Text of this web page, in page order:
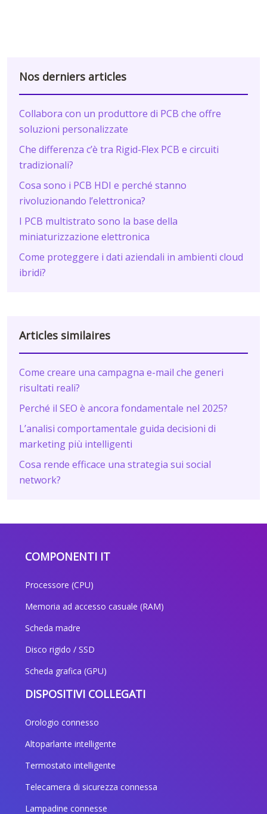
Nos derniers articles
Collabora con un produttore di PCB che offre
soluzioni personalizzate
Che differenza c’è tra Rigid-Flex PCB e circuiti
tradizionali?
Cosa sono i PCB HDI e perché stanno
rivoluzionando l’elettronica?
I PCB multistrato sono la base della
miniaturizzazione elettronica
Come proteggere i dati aziendali in ambienti cloud
ibridi?
Articles similaires
Come creare una campagna e-mail che generi
risultati reali?
Perché il SEO è ancora fondamentale nel 2025?
L’analisi comportamentale guida decisioni di
marketing più intelligenti
Cosa rende efficace una strategia sui social
network?
COMPONENTI IT
Processore (CPU)
Memoria ad accesso casuale (RAM)
Scheda madre
Disco rigido / SSD
Scheda grafica (GPU)
DISPOSITIVI COLLEGATI
Orologio connesso
Altoparlante intelligente
Termostato intelligente
Telecamera di sicurezza connessa
Lampadine connesse